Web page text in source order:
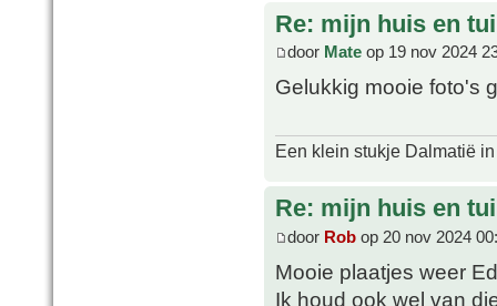
Re: mijn huis en
door Mate op 19 nov 2024
Gelukkig mooie foto's
Een klein stukje Dalmatië
Re: mijn huis en
door Rob op 20 nov 2024
Mooie plaatjes weer
Ik houd ook wel van